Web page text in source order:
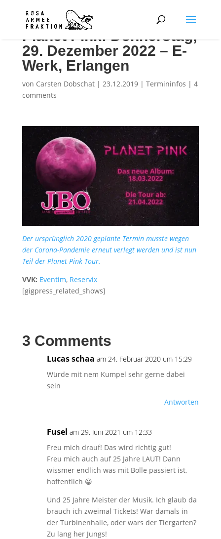
Planet Pink: Donnerstag,
29. Dezember 2022 – E-
Werk, Erlangen
von Carsten Dobschat| 23.12.2019| Termininfos | 4
comments
Der ursprünglich 2020 geplante Termin musste wegen
der Corona-Pandemie erneut verlegt werden und ist nun
Teil der Planet Pink Tour.
VVK: Eventim, Reservix
[gigpress_related_shows]
3 Comments
Lucas schaa am 24. Februar 2020 um 15:29
Würde mit nem Kumpel sehr gerne dabei
sein
Antworten
Fusel am 29. Juni 2021 um 12:33
Freu mich drauf! Das wird richtig gut!
Freu mich auch auf 25 Jahre LAUT! Dann
wissmer endlich was mit Bolle passiert ist,
hoffentlich 😀
Und 25 Jahre Meister der Musik. Ich glaub da
brauch ich zweimal Tickets! War damals in
der Turbinenhalle, oder wars der Tiergarten?
Zu lang her Jungs!